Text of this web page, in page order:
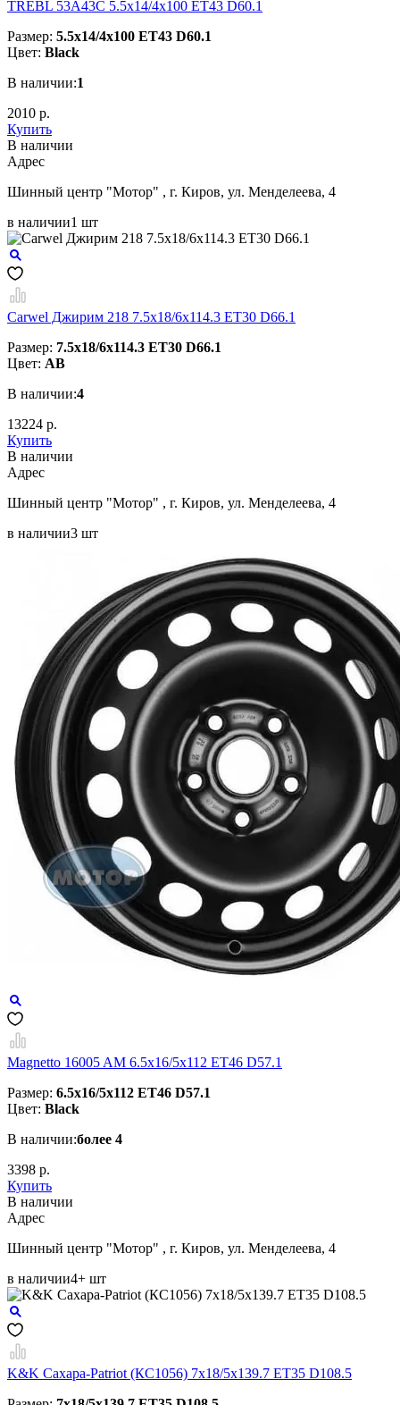
TREBL 53A43C 5.5x14/4x100 ET43 D60.1
Размер: 5.5x14/4x100 ET43 D60.1
Цвет: Black
В наличии:1
2010 р.
Купить
В наличии
Aдрес
Шинный центр "Мотор" , г. Киров, ул. Менделеева, 4
в наличии1 шт
Carwel Джирим 218 7.5x18/6x114.3 ET30 D66.1
Размер: 7.5x18/6x114.3 ET30 D66.1
Цвет: AB
В наличии:4
13224 р.
Купить
В наличии
Aдрес
Шинный центр "Мотор" , г. Киров, ул. Менделеева, 4
в наличии3 шт
Magnetto 16005 AM 6.5x16/5x112 ET46 D57.1
Размер: 6.5x16/5x112 ET46 D57.1
Цвет: Black
В наличии:более 4
3398 р.
Купить
В наличии
Aдрес
Шинный центр "Мотор" , г. Киров, ул. Менделеева, 4
в наличии4+ шт
K&K Сахара-Patriot (КС1056) 7x18/5x139.7 ET35 D108.5